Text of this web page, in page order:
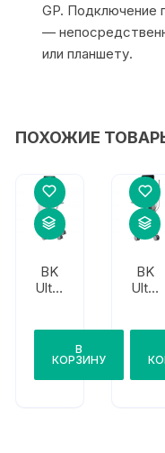
GP. Подключение
—
или планшету.
ПОХОЖИЕ
BK
Ultra
000
В
КОРЗИНУ
BK
Ultra
Focu
s
800